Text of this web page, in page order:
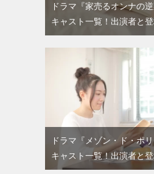
ドラマ『家売るオンナの
キャスト一覧！出演者と
ドラマ『メゾン・ド・ポ
キャスト一覧！出演者と